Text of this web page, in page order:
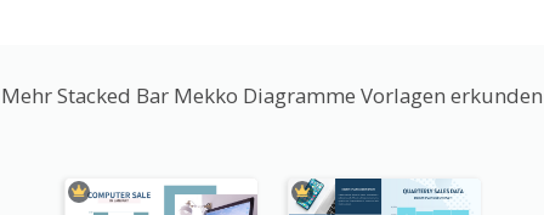
Mehr Stacked Bar Mekko Diagramme Vorlagen erkunden